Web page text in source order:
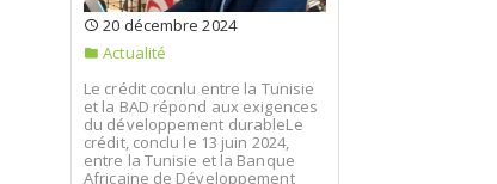
20 décembre 2024
Actualité
Le crédit cocnlu entre la Tunisie
et la BAD répond aux exigences
du développement durableLe
crédit, conclu le 13 juin 2024,
entre la Tunisie et la Banque
Africaine de Développement